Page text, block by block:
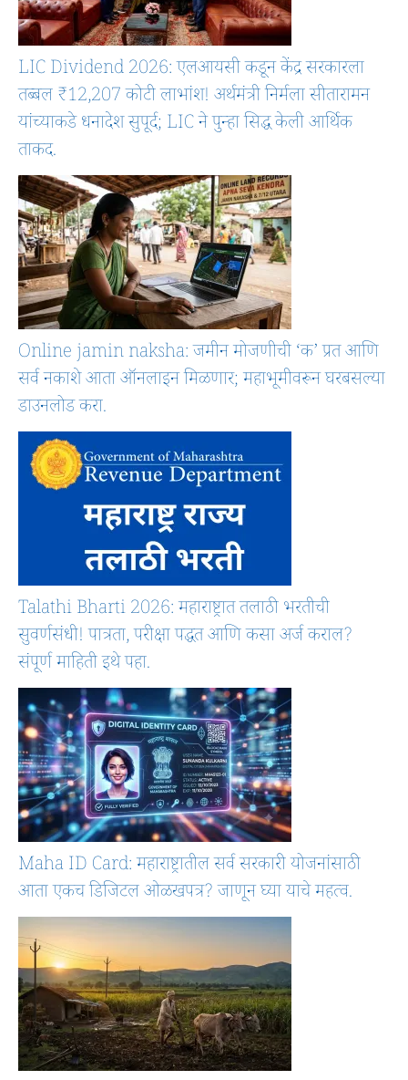
LIC Dividend 2026: एलआयसी कडून केंद्र सरकारला
तब्बल ₹12,207 कोटी लाभांश! अर्थमंत्री निर्मला सीतारामन
यांच्याकडे धनादेश सुपूर्द; LIC ने पुन्हा सिद्ध केली आर्थिक
ताकद.
Online jamin naksha: जमीन मोजणीची ‘क’ प्रत आणि
सर्व नकाशे आता ऑनलाइन मिळणार; महाभूमीवरून घरबसल्या
डाउनलोड करा.
Talathi Bharti 2026: महाराष्ट्रात तलाठी भरतीची
सुवर्णसंधी! पात्रता, परीक्षा पद्धत आणि कसा अर्ज कराल?
संपूर्ण माहिती इथे पहा.
Maha ID Card: महाराष्ट्रातील सर्व सरकारी योजनांसाठी
आता एकच डिजिटल ओळखपत्र? जाणून घ्या याचे महत्व.